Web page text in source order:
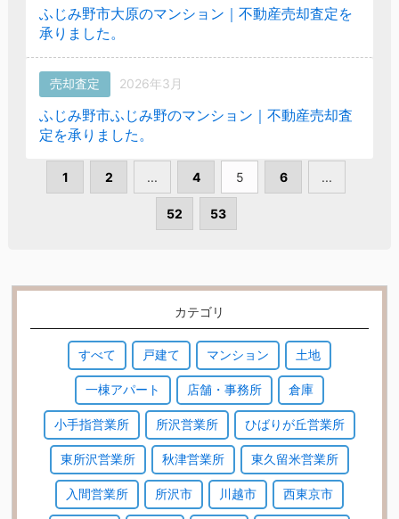
ふじみ野市大原のマンション｜不動産売却査定を
承りました。
売却査定 2026年3月
ふじみ野市ふじみ野のマンション｜不動産売却査
定を承りました。
1 2 ... 4 5 6 ...
52 53
カテゴリ
すべて 戸建て マンション 土地
一棟アパート 店舗・事務所 倉庫
小手指営業所 所沢営業所 ひばりが丘営業所
東所沢営業所 秋津営業所 東久留米営業所
入間営業所 所沢市 川越市 西東京市